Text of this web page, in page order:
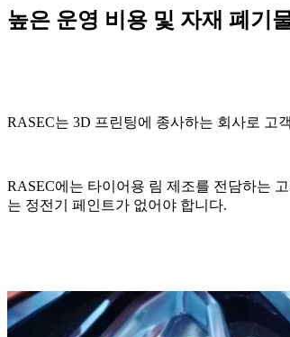
높은 운영 비용 및 자재 폐기
RASEC는 3D 프린팅에 종사하는 회사로 고
RASEC에는 타이어용 림 제조를 전담하는
는 정전기 페인트가 없어야 합니다.